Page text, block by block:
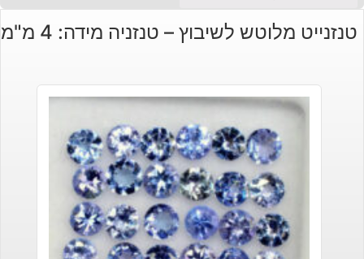
טנזנייט מלוטש לשיבוץ – טנזניה מידה: 4 מ"מ